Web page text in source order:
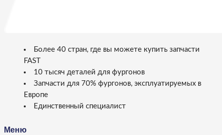
Более 40 стран, где вы можете купить запчасти
FAST
10 тысяч деталей для фургонов
Запчасти для 70% фургонов, эксплуатируемых в
Европе
Единственный специалист
Меню